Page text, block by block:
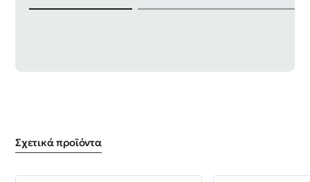
ΜΕΓΕΘΟΣ | 11mm ΣΥΣΚΕΥΑΣΙΑ | 10 ΤΕΜ
Σχετικά προϊόντα